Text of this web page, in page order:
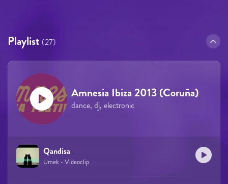
Playlist (27)
Amnesia Ibiza 2013 (Coruña)
dance, dj, electronic
Qandisa
Umek - Videoclip